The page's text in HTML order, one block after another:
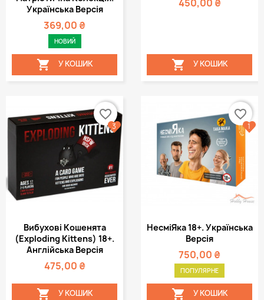
Українська Версія
369,00 ₴
НОВИЙ
 У КОШИК
450,00 ₴
 У КОШИК
Вибухові Кошенята
(Exploding Kittens) 18+.
Англійська Версія
475,00 ₴
 У КОШИК
favorite_border
3
НесміЯка 18+. Українська
Версія
750,00 ₴
ПОПУЛЯРНЕ
 У КОШИК
favorite_border
1